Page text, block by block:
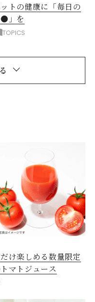
トの健康に「毎日の
」を
TOPICS
け楽しめる数量限定
マトジュース